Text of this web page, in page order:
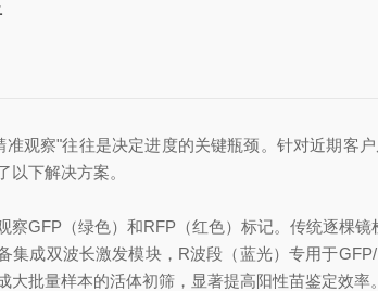
观察"往往是决定进度的关键瓶颈。针对近期客
下解决方案。
GFP（绿色）和RFP（红色）标记。传统逐棵镜
集成双波长激发模块，R波段（蓝光）专用于
批量样本的活体初筛，显著提高阳性苗鉴定效率。